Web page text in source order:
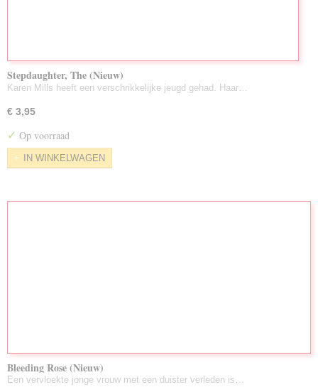
Stepdaughter, The (Nieuw)
Karen Mills heeft een verschrikkelijke jeugd gehad. Haar…
€ 3,95
✓ Op voorraad
IN WINKELWAGEN
Bleeding Rose (Nieuw)
Een vervloekte jonge vrouw met een duister verleden is…